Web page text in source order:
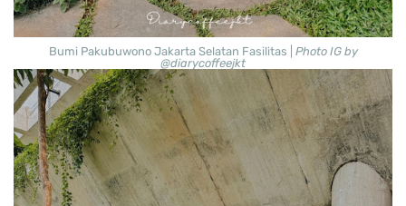
Bumi Pakubuwono Jakarta Selatan Fasilitas | Photo IG by
@diarycoffeejkt